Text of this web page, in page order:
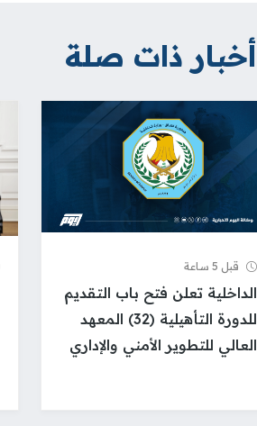
أخبار ذات صلة
قبل 5 ساعة
الداخلية تعلن فتح باب التقديم
للدورة التأهيلية (32) المعهد
العالي للتطوير الأمني والإداري